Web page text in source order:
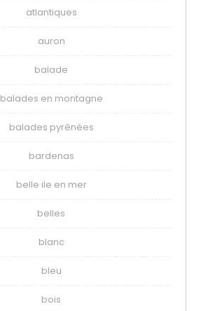
atlantiques
auron
balade
balades en montagne
balades pyrénées
bardenas
belle ile en mer
belles
blanc
bleu
bois